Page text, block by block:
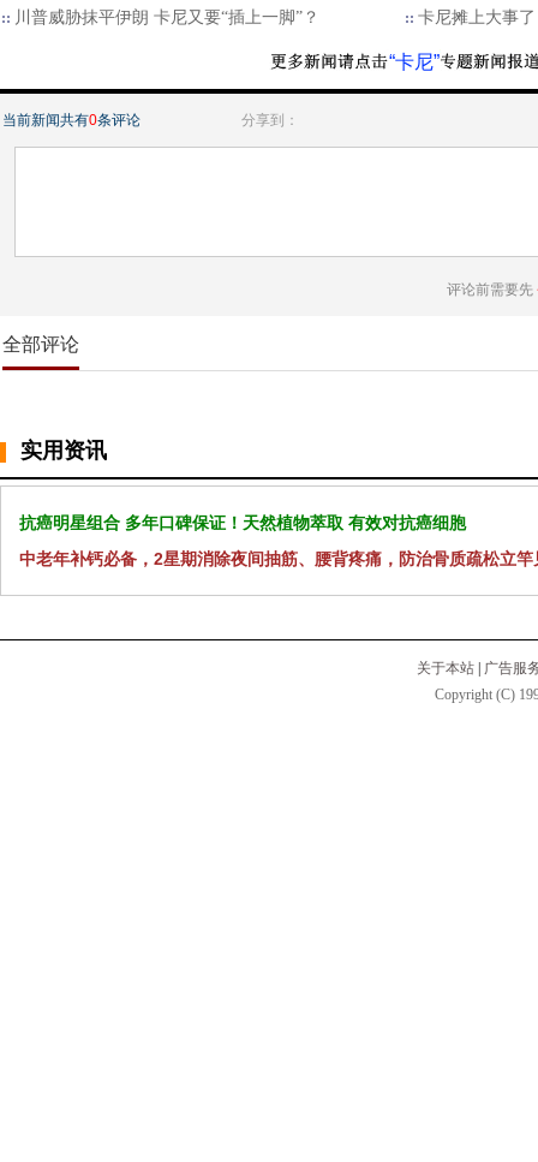
川普威胁抹平伊朗 卡尼又要“插上一脚”？
卡尼摊上大事
“卡尼”
当前新闻共有0条评论 分享到：
评论前需要先
全部评论
实用资讯
抗癌明星组合 多年口碑保证！天然植物萃取 有效对抗癌细胞
中老年补钙必备，2星期消除夜间抽筋、腰背疼痛，防治骨质疏松立竿
关于本站
广告服
Copyright (C)